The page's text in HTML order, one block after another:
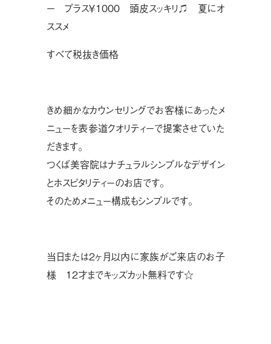
ー プラス￥1000 頭皮スッキリ♫ 夏にオ
ススメ
すべて税抜き価格
きめ細かなカウンセリングでお客様にあったメ
ニューを表参道クオリティーで提案させていた
だきます。
つくば美容院はナチュラルシンプルなデザイン
とホスピタリティーのお店です。
そのためメニュー構成もシンプルです。
当日または２ヶ月以内に家族がご来店のお子
様 １２才までキッズカット無料です☆